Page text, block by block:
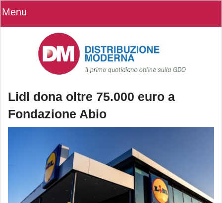
Menu
Lidl dona oltre 75.000 euro a
Fondazione Abio